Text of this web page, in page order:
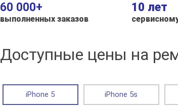
60 000+
выполненных заказов
10 лет
Доступные цены на
iPhone 5 iPhone 5s